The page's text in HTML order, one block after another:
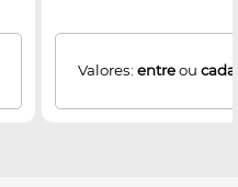
Valores: entreou